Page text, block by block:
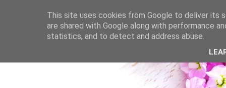
ÜBER MICH KOOPERATION TORTEN / KUCHEN /
This site uses cookies from Google to deliver its
are shared with Google along with performance
statistics, and to detect and address abuse.